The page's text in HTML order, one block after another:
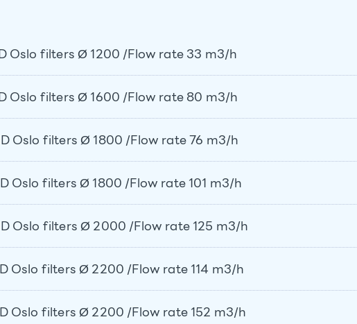
Oslo filters Ø 1200 /Flow rate 33 m3/h
Oslo filters Ø 1600 /Flow rate 80 m3/h
Oslo filters Ø 1800 /Flow rate 76 m3/h
Oslo filters Ø 1800 /Flow rate 101 m3/h
Oslo filters Ø 2000 /Flow rate 125 m3/h
Oslo filters Ø 2200 /Flow rate 114 m3/h
Oslo filters Ø 2200 /Flow rate 152 m3/h